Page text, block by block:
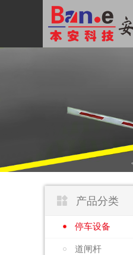
 产品分类
停车设备
道闸杆